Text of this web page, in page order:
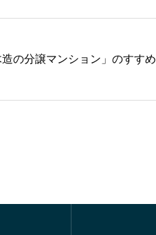
の分譲マンション」のすすめ